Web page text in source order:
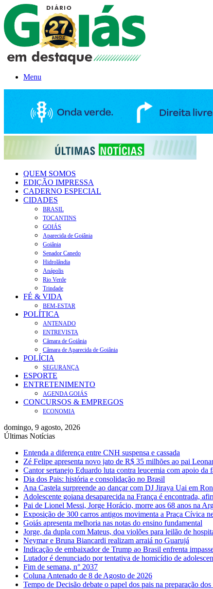
Menu
QUEM SOMOS
EDIÇÃO IMPRESSA
CADERNO ESPECIAL
CIDADES
BRASIL
TOCANTINS
GOIÁS
Aparecida de Goiânia
Goiânia
Senador Canedo
Hidrolândia
Anápolis
Rio Verde
Trindade
FÉ & VIDA
BEM-ESTAR
POLÍTICA
ANTENADO
ENTREVISTA
Câmara de Goiânia
Câmara de Aparecida de Goiânia
POLÍCIA
SEGURANÇA
ESPORTE
ENTRETENIMENTO
AGENDA GOIÁS
CONCURSOS & EMPREGOS
ECONOMIA
domingo, 9 agosto, 2026
Últimas Notícias
Entenda a diferença entre CNH suspensa e cassada
Zé Felipe apresenta novo jato de R$ 35 milhões ao pai
Cantor sertanejo Eduardo luta contra leucemia com apoio da
Dia dos Pais: história e consolidação no Brasil
Ana Castela surpreende ao dançar com DJ Jiraya Uai em
Adolescente goiana desaparecida na França é encontrada,
Pai de Lionel Messi, Jorge Horácio, morre aos 68 anos na
Exposição de 300 carros antigos movimenta a Praça Cívica
Goiás apresenta melhoria nas notas do ensino fundamental
Jorge, da dupla com Mateus, doa violões para leilão de
Neymar e Bruna Biancardi realizam arraiá no Guarujá
Indicação de embaixador de Trump ao Brasil enfrenta
Lutador é denunciado por tentativa de homicídio de
Fim de semana, n° 2037
Coluna Antenado de 8 de Agosto de 2026
Tempo de Decisão debate o papel dos pais na preparação